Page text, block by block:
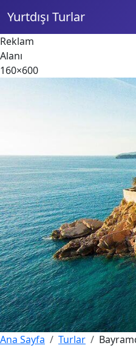
Yurtdışı Turlar
Reklam
Alanı
160×600
Ana Sayfa Turlar